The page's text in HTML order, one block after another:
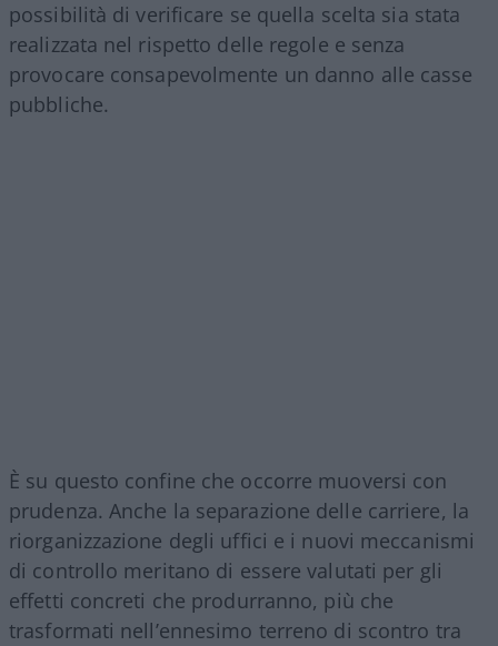
possibilità di verificare se quella scelta sia stata
realizzata nel rispetto delle regole e senza
provocare consapevolmente un danno alle casse
pubbliche.
È su questo confine che occorre muoversi con
prudenza. Anche la separazione delle carriere, la
riorganizzazione degli uffici e i nuovi meccanismi
di controllo meritano di essere valutati per gli
effetti concreti che produrranno, più che
trasformati nell’ennesimo terreno di scontro tra